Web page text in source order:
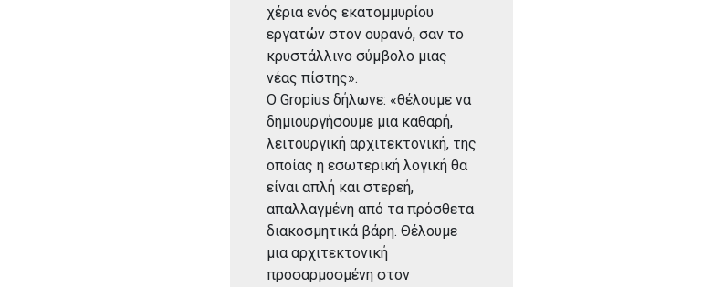
χέρια ενός εκατομμυρίου
εργατών στον ουρανό, σαν το
κρυστάλλινο σύμβολο μιας
νέας πίστης».
Ο Gropius δήλωνε: «θέλουμε να
δημιουργήσουμε μια καθαρή,
λειτουργική αρχιτεκτονική, της
οποίας η εσωτερική λογική θα
είναι απλή και στερεή,
απαλλαγμένη από τα πρόσθετα
διακοσμητικά βάρη. Θέλουμε
μια αρχιτεκτονική
προσαρμοσμένη στον